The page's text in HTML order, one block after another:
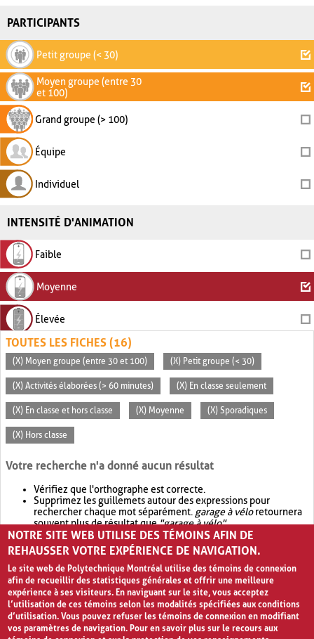
PARTICIPANTS
Petit groupe (< 30)
Moyen groupe (entre 30
et 100)
Grand groupe (> 100)
Équipe
Individuel
INTENSITÉ D'ANIMATION
Faible
Moyenne
Élevée
TOUTES LES FICHES (16)
(X) Moyen groupe (entre 30 et 100) (X) Petit groupe (< 30)
(X) Activités élaborées (> 60 minutes) (X) En classe seulement
(X) En classe et hors classe (X) Moyenne (X) Sporadiques
(X) Hors classe
Votre recherche n'a donné aucun résultat
Vérifiez que l'orthographe est correcte.
Supprimez les guillemets autour des expressions pour
rechercher chaque mot séparément. garage à véloretournera
souvent plus de résultat que"garage à vélo".
Envisagez d'élargir votre recherche avec OR.garage OR vélo
retournera souvent plus de résultat quegarage à vélo
NOTRE SITE WEB UTILISE DES TÉMOINS AFIN DE
REHAUSSER VOTRE EXPÉRIENCE DE NAVIGATION.
Le site web de Polytechnique Montréal utilise des témoins de connexion
afin de recueillir des statistiques générales et offrir une meilleure
expérience à ses visiteurs. En naviguant sur le site, vous acceptez
l’utilisation de ces témoins selon les modalités spécifiées aux conditions
d’utilisation. Vous pouvez refuser les témoins de connexion en modifiant
vos paramètres de navigation. Pour en savoir plus sur le recours aux